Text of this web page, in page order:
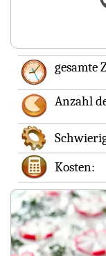
gesamte
Anzahl
Kosten: